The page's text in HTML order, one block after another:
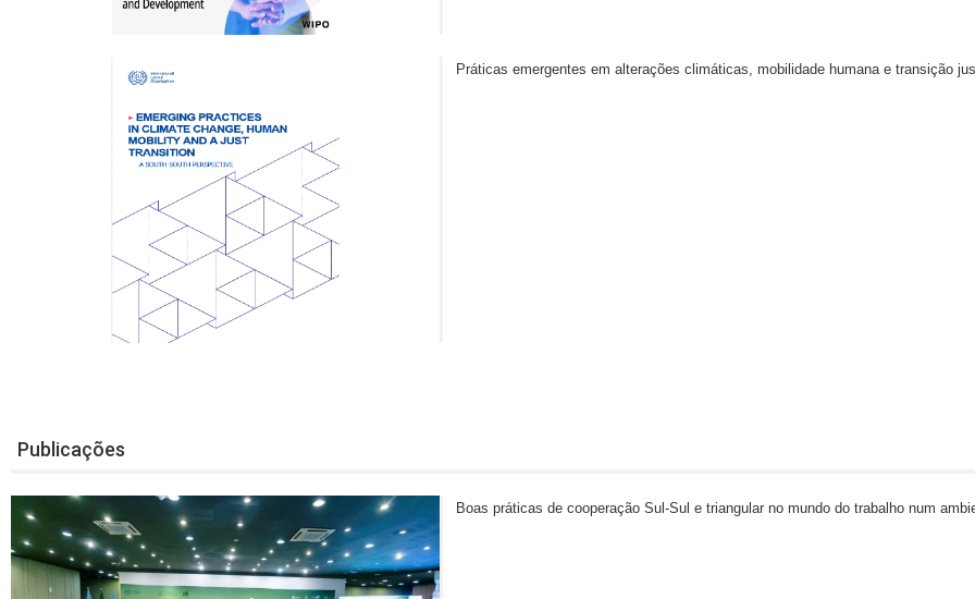
Práticas emergentes em alterações climáticas, mobilidade humana e transição
Publicações
Boas práticas de cooperação Sul-Sul e triangular no mundo do trabalho num